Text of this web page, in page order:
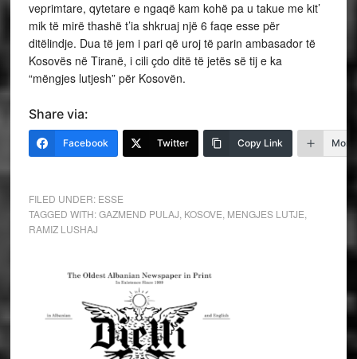
veprimtare, qytetare e ngaqë kam kohë pa u takue me kit’
mik të mirë thashë t’ia shkruaj një 6 faqe esse për
ditëlindje. Dua të jem i pari që uroj të parin ambasador të
Kosovës në Tiranë, i cili çdo ditë të jetës së tij e ka
“mëngjes lutjesh” për Kosovën.
Share via:
Facebook Twitter Copy Link More
FILED UNDER: ESSE
TAGGED WITH:GAZMEND PULAJ KOSOVE MENGJES LUTJE
RAMIZ LUSHAJ